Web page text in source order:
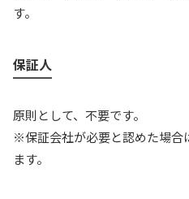
す。
保証人
原則として、不要です。
※保証会社が必要と認めた場合
ます。